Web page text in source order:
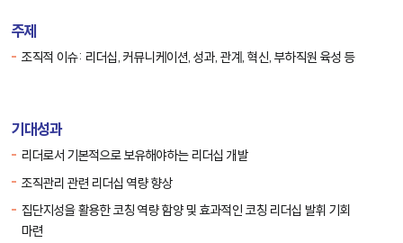
주제
조직적 이슈: 리더십, 커뮤니케이션, 성과, 관계, 혁신, 부하직원 육성 등
기대성과
리더로서 기본적으로 보유해야하는 리더십 개발
조직관리 관련 리더십 역량 향상
집단지성을 활용한 코칭 역량 함양 및 효과적인 코칭 리더십 발휘 기회
마련